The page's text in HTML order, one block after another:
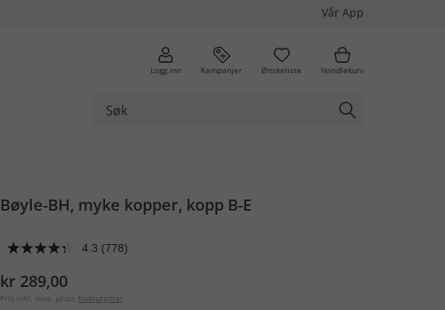
Vår App
Logg inn Kampanjer Ønskeliste Handlekurv
Bøyle-BH, myke kopper, kopp B-E
4.3 (778)
kr 289,00
Pris inkl. mva. pluss fraktutgifter